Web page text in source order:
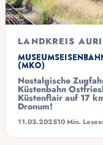
LANDKREIS
(MKO)
Nostalgische
Küstenbahn
Küstenflair auf 17
Dronum!
11.03.202510 Min.